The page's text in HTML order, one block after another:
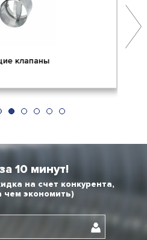
клапаны
10 минут!
на счет конкурента,
чем экономить)